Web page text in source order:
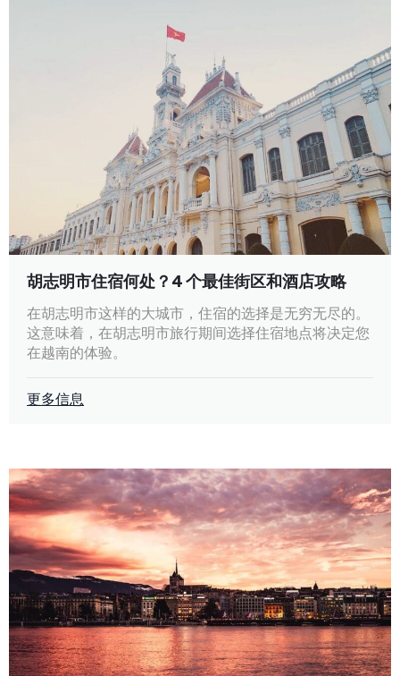
胡志明市住宿何处？4 个最佳街区和酒店攻略
在胡志明市这样的大城市，住宿的选择是无穷无尽的。
这意味着，在胡志明市旅行期间选择住宿地点将决定您
在越南的体验。
更多信息